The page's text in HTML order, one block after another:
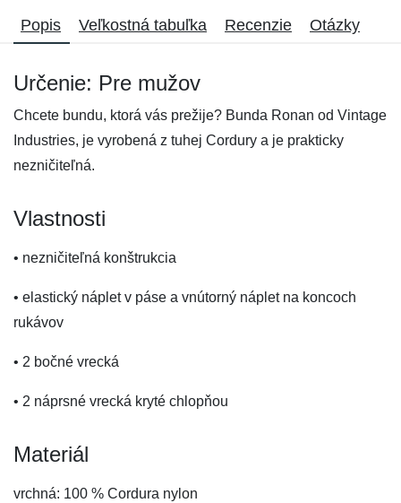
Popis Veľkostná tabuľka Recenzie Otázky
Určenie: Pre mužov
Chcete bundu, ktorá vás prežije? Bunda Ronan od Vintage
Industries, je vyrobená z tuhej Cordury a je prakticky
nezničiteľná.
Vlastnosti
• nezničiteľná konštrukcia
• elastický náplet v páse a vnútorný náplet na koncoch
rukávov
• 2 bočné vrecká
• 2 náprsné vrecká kryté chlopňou
Materiál
vrchná: 100 % Cordura nylon